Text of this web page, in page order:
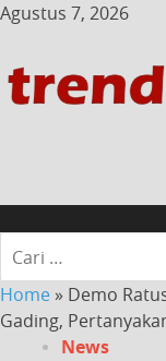
Agustus 7, 2026
Home » Demo
Gading,
News